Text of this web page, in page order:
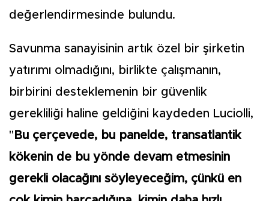
değerlendirmesinde bulundu.
Savunma sanayisinin artık özel bir şirketin
yatırımı olmadığını, birlikte çalışmanın,
birbirini desteklemenin bir güvenlik
gerekliliği haline geldiğini kaydeden Luciolli,
" Bu çerçevede, bu panelde, transatlantik
kökenin de bu yönde devam etmesinin
gerekli olacağını söyleyeceğim, çünkü en